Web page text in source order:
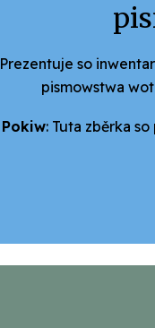
Prezentuje so
pismow­stwa
Pokiw: Tuta zběrka